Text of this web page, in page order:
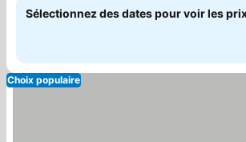
Sélectionnez des dates pour voir les
Choix populaire